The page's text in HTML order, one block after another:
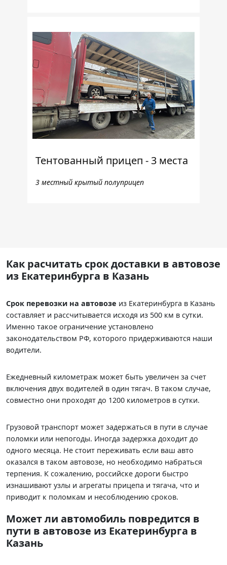
Тентованный прицеп - 3 места
3 местный крытый полуприцеп
Как расчитать срок доставки в автовозе
из Екатеринбурга в Казань
Срок перевозки на автовозе из Екатеринбурга в Казань
составляет и рассчитывается исходя из 500 км в сутки.
Именно такое ограничение установлено
законодательством РФ, которого придерживаются наши
водители.
Ежедневный километраж может быть увеличен за счет
включения двух водителей в один тягач. В таком случае,
совместно они проходят до 1200 километров в сутки.
Грузовой транспорт может задержаться в пути в случае
поломки или непогоды. Иногда задержка доходит до
одного месяца. Не стоит переживать если ваш авто
оказался в таком автовозе, но необходимо набраться
терпения. К сожалению, российске дороги быстро
изнашивают узлы и агрегаты прицепа и тягача, что и
приводит к поломкам и несоблюдению сроков.
Может ли автомобиль повредится в
пути в автовозе из Екатеринбурга в
Казань